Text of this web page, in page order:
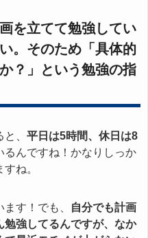
を立てて勉強してい
。そのため「具体的
？」という勉強の指
、 平日は5時間、休日は8
るんですね！かなりしっか
ね。
す！でも、
自分でも計画
勉強してるんですが、なか